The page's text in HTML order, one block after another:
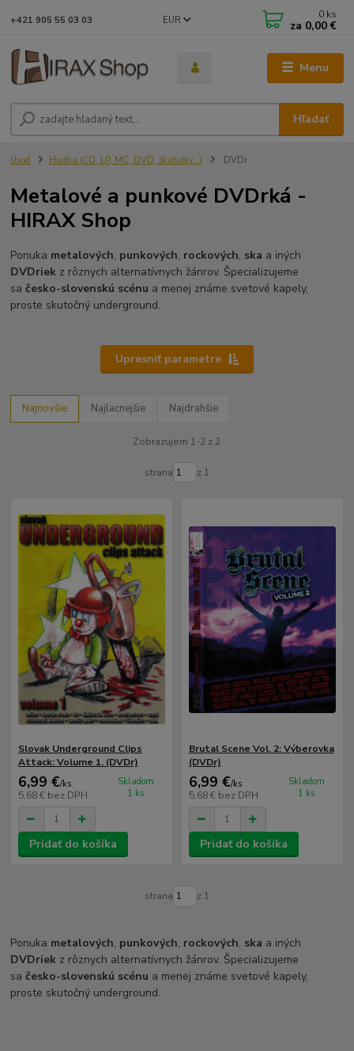
Menu
EUR
Hľadať
+421 905 55 03 03 0 ks
za 0,00 €
Úvod Hudba (CD, LP, MC, DVD, škatuľky...) DVDr
Metalové a punkové DVDrká -
HIRAX Shop
Ponuka metalových, punkových, rockových, ska a iných
DVDriek z rôznych alternatívnych žánrov. Špecializujeme
sačesko-slovenskú scénu a menej známe svetové kapely,
proste skutočný underground.
Upresniť parametre
Najnovšie Najlacnejšie Najdrahšie
Zobrazujem 1-2 z 2
strana z 1
Slovak Underground Clips
Attack: Volume 1. (DVDr)
6,99 €/ks
5,68 € bez DPH
Skladom
1 ks
Pridať do košíka
Brutal Scene Vol. 2: Výberovka
(DVDr)
6,99 €/ks
5,68 € bez DPH
Skladom
1 ks
Pridať do košíka
strana z 1
Ponuka metalových, punkových, rockových, ska a iných
DVDriek z rôznych alternatívnych žánrov. Špecializujeme
sačesko-slovenskú scénu a menej známe svetové kapely,
proste skutočný underground.